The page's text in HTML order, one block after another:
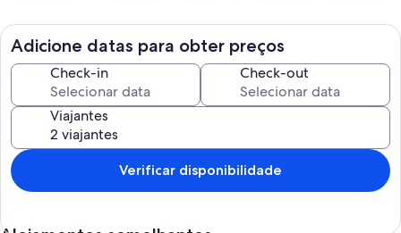
marina, mercados maravilhoso e um jardim zoológico. É uma delícia
para passear pelas ruas de paralelepípedos brancos dentro das
muralhas da cidade antiga de imersão na atmosfera calorosa
friendlly. Parque da Floresta e Campos de Golfe Boavista
encontram-se dentro de 8 km. Golfistas visit
Adicione datas para obter preços
Check-in Check-out
Viajantes
Verificar disponibilidade